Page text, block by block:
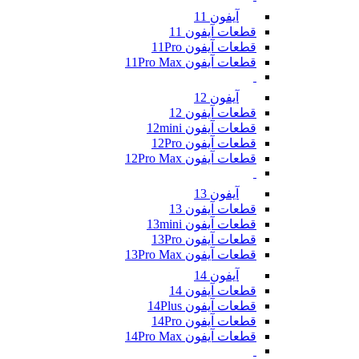
آیفون 11
قطعات آیفون 11
قطعات آیفون 11Pro
قطعات آیفون 11Pro Max
آیفون 12
قطعات آیفون 12
قطعات آیفون 12mini
قطعات آیفون 12Pro
قطعات آیفون 12Pro Max
آیفون 13
قطعات آیفون 13
قطعات آیفون 13mini
قطعات آیفون 13Pro
قطعات آیفون 13Pro Max
آیفون 14
قطعات آیفون 14
قطعات آیفون 14Plus
قطعات آیفون 14Pro
قطعات آیفون 14Pro Max